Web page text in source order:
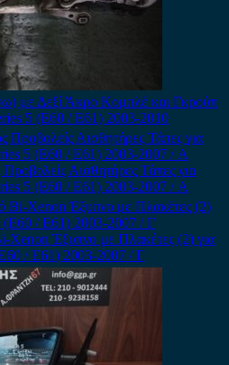
με Δεξί Άκρο Κομπλέ και Γκρούπ
5 (E60 / E61) 2003-2010
Αισθητήρες Τάπες για
5 (E60 / E61) 2003-2007 / Α
Xenon Έξυπνο με Πλακέτες (2) για
/ E61) 2003-2007 / Γ